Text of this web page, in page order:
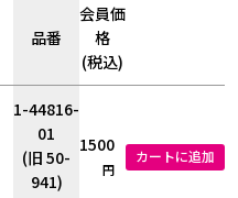
品番
会員価
格
(税込)
1-44816-
01
(旧 50-
941)
1500
円
カートに追加